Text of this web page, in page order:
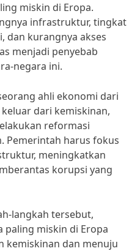
miskin di Eropa.
infrastruktur, tingkat
dan kurangnya akses
menjadi penyebab
negara ini.
ahli ekonomi dari
dari kemiskinan,
reformasi
Pemerintah harus fokus
meningkatkan
korupsi yang
langkah tersebut,
paling miskin di Eropa
kemiskinan dan menuju